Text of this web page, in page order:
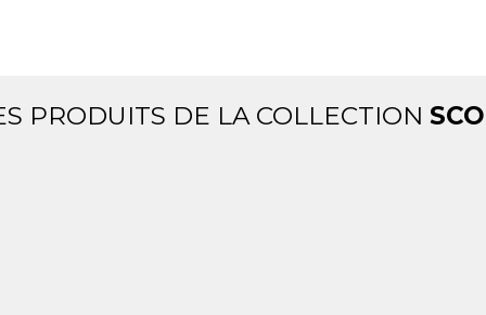
PRODUITS DE LA COLLECTION